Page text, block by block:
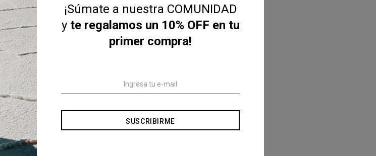
¡Súmate a nuestra COMUNIDAD
y te regalamos un 10% OFF en tu
primer compra!
SUSCRIBIRME